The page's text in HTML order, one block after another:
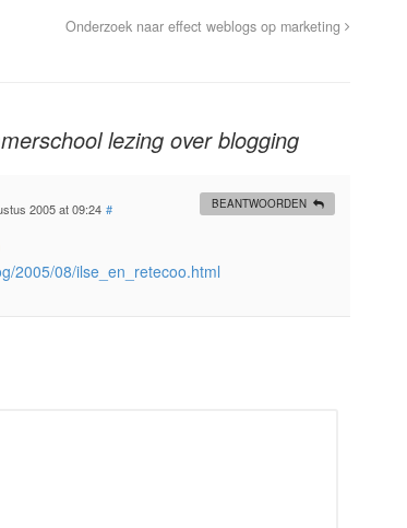
Onderzoek naar effect weblogs op marketing
lezing over blogging
2005 at 09:24 #
2005/08/ilse_en_retecoo.html
BEANTWOORDEN